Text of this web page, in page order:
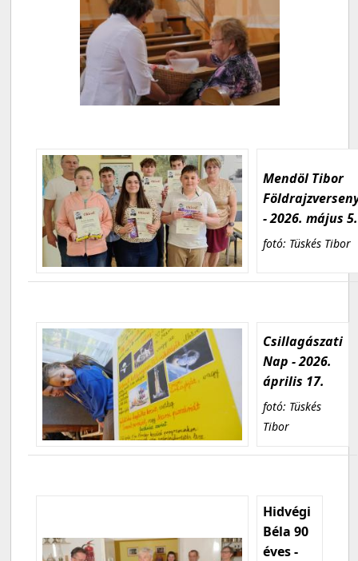
Mendöl Tibor
- 2026. május 5.
fotó: Tüskés Tibor
Csillagászati
Nap - 2026.
április 17.
fotó: Tüskés
Tibor
Hidvégi
Béla 90
éves -